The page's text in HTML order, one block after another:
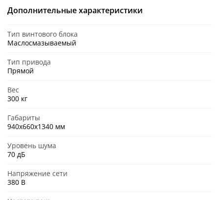
Дополнительные характеристики
Тип винтового блока
Маслосмазываемый
Тип привода
Прямой
Вес
300 кг
Габариты
940x660x1340 мм
Уровень шума
70 дБ
Напряжение сети
380 В